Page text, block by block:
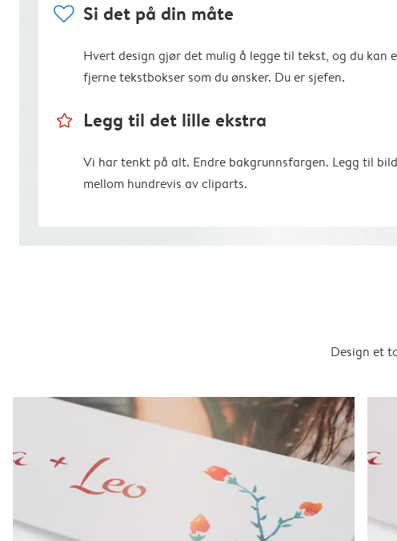
heart Si det på din måte
Hvert design gjør det mulig å legge til tekst, og du kan
fjerne tekstbokser som du ønsker. Du er sjefen.
star_outline Legg til det lille ekstra
Vi har tenkt på alt. Endre bakgrunnsfargen. Legg til
mellom hundrevis av cliparts.
Design et